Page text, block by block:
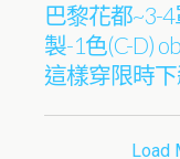
巴黎花都~3-
製-1色(C-D)
這樣穿限時
Load